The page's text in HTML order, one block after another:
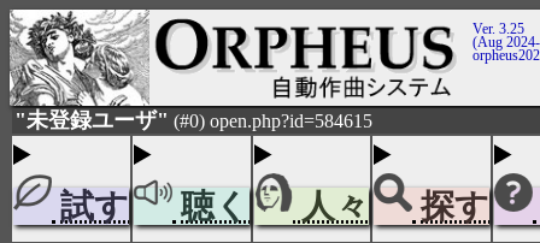
Ver. 3.25
(Aug
"未登録ユーザ" (#0) open.php?id=584615
試す 聴く 人々 探す